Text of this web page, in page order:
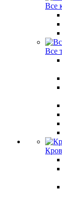
Все
Все